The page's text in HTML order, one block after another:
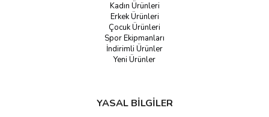
Kadın Ürünleri
Erkek Ürünleri
Çocuk Ürünleri
Spor Ekipmanları
İndirimli Ürünler
Yeni Ürünler
YASAL BİLGİLER